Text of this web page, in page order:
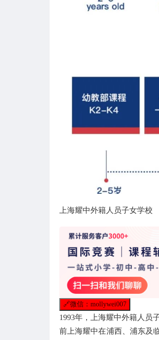
上海耀中外籍人员子女学校
🔗微信：mollywei007
1993年，上海耀中外籍人员
前上海耀中在浦西、浦东及